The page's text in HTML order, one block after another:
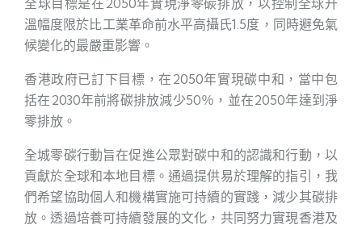
溫幅度限於比工業革命前水平高攝氏1.5度，同時避免氣
候變化的最嚴重影響。
香港政府已訂下目標，在2050年實現碳中和，當中包
括在2030年前將碳排放減少50％，並在2050年達到淨
零排放。
全城零碳行動旨在促進公眾對碳中和的認識和行動，以
貢獻於全球和本地目標。通過提供易於理解的指引，我
們希望協助個人和機構實施可持續的實踐，減少其碳排
放。透過培養可持續發展的文化，共同努力實現香港及